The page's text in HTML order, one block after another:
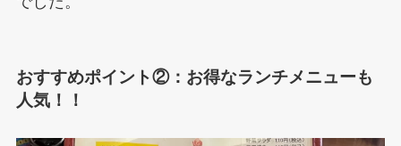
おすすめポイント②：お得なランチメニューも
人気！！